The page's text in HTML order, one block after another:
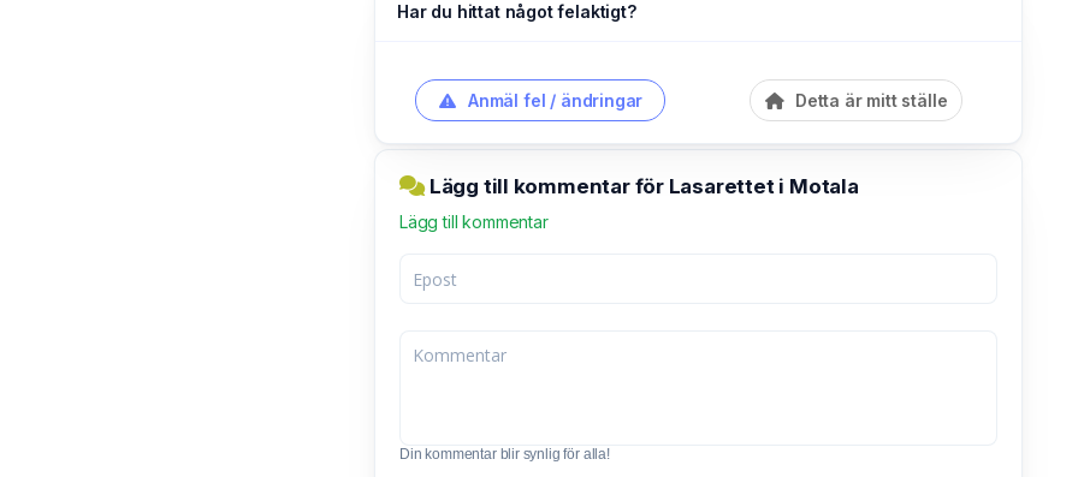
Har du hittat något felaktigt?
Anmäl fel / ändringar Detta är mitt ställe
Lägg till kommentar för Lasarettet i Motala
Lägg till kommentar
Din kommentar blir synlig för alla!